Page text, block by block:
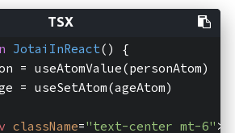
JotaiInReact( ) {
= useAtomValue(personAtom)
= useSetAtom(ageAtom)
className="text-center mt-6" >